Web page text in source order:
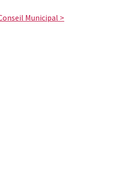
Municipal >